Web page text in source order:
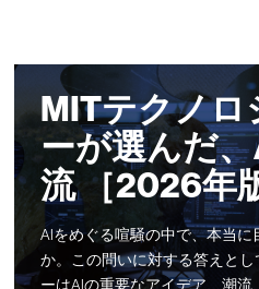
MITテクノロ
ーが選んだ
流 ［2026年
AIをめぐる喧騒の中で、本当
か。この問いに対する答えとし
ーはAIの重要なアイデア、潮流